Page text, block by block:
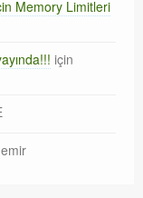
Memory Limitleri
için